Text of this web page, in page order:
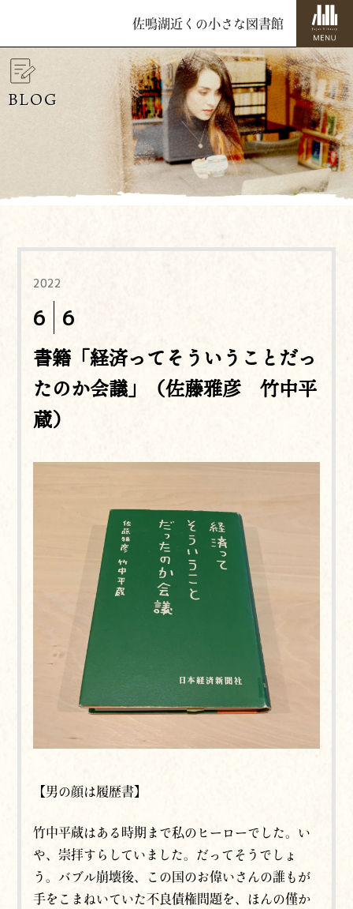
佐鳴湖近くの小さな図書館
BLOG
2022
6 6
書籍「経済ってそういうことだっ
たのか会議」（佐藤雅彦 竹中平
蔵）
【男の顔は履歴書】
竹中平蔵はある時期まで私のヒーローでした。い
や、崇拝すらしていました。だってそうでしょ
う。バブル崩壊後、この国のお偉いさんの誰もが
手をこまねいていた不良債権問題を、ほんの僅か